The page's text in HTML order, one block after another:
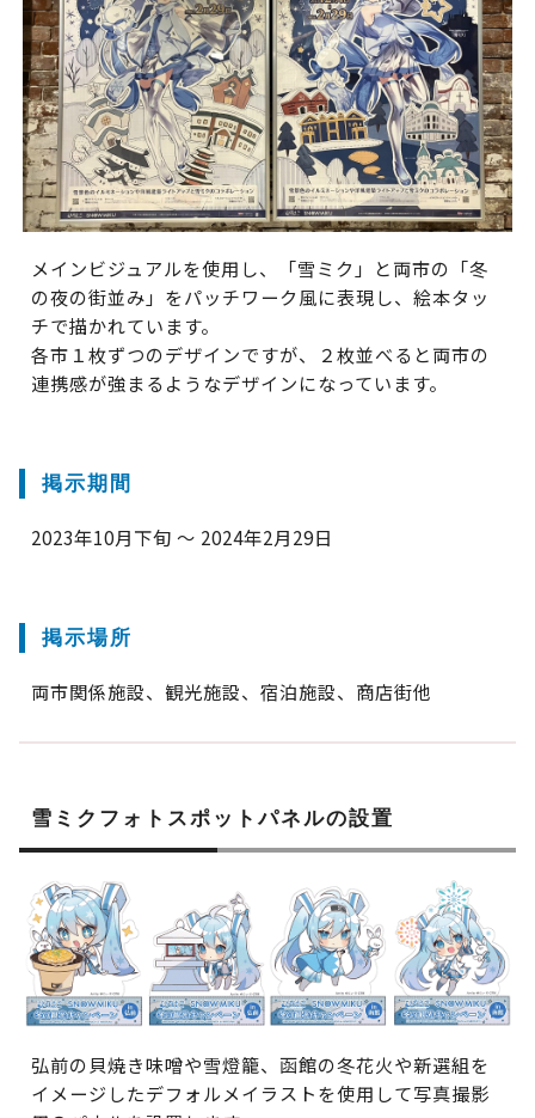
メインビジュアルを使用し、「雪ミク」と両市の「冬
の夜の街並み」をパッチワーク風に表現し、絵本タッ
チで描かれています。
各市１枚ずつのデザインですが、２枚並べると両市の
連携感が強まるようなデザインになっています。
掲示期間
2023年10月下旬 ～ 2024年2月29日
掲示場所
両市関係施設、観光施設、宿泊施設、商店街他
雪ミクフォトスポットパネルの設置
弘前の貝焼き味噌や雪燈籠、函館の冬花火や新選組を
イメージしたデフォルメイラストを使用して写真撮影